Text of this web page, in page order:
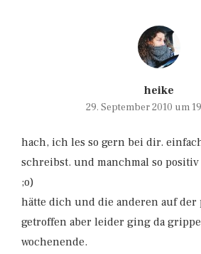
heike
29. September 2010 um
hach, ich les so gern bei dir.
schreibst. und manchmal so
;o)
hätte dich und die anderen auf der
getroffen aber leider ging da
wochenende.